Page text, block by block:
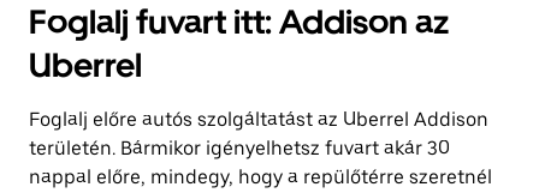
Foglalj fuvart itt: Addison az
Uberrel
Foglalj előre autós szolgáltatást az Uberrel Addison
területén. Bármikor igényelhetsz fuvart akár 30
nappal előre, mindegy, hogy a repülőtérre szeretnél